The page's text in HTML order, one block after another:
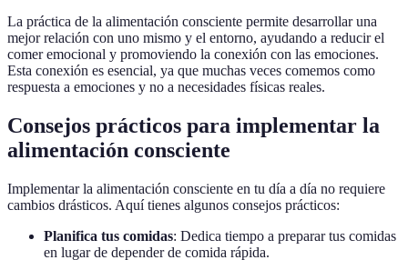
La práctica de la alimentación consciente permite desarrollar una
mejor relación con uno mismo y el entorno, ayudando a reducir el
comer emocional y promoviendo la conexión con las emociones.
Esta conexión es esencial, ya que muchas veces comemos como
respuesta a emociones y no a necesidades físicas reales.
Consejos prácticos para implementar la
alimentación consciente
Implementar la alimentación consciente en tu día a día no requiere
cambios drásticos. Aquí tienes algunos consejos prácticos:
Planifica tus comidas: Dedica tiempo a preparar tus comidas
en lugar de depender de comida rápida.